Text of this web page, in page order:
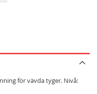
för vävda tyger. Nivå: